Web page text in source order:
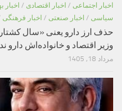
اخبار اجتماعی / اخبار اقتصادی / اخبار
سیاسی / اخبار صنعتی / اخبار فرهنگی
حذف ارز دارو یعنی «سال کشتار
وزیر اقتصاد و خانواده‌اش دارو
مرداد 18, 1405